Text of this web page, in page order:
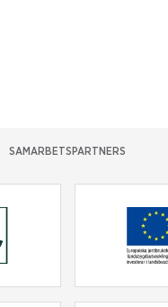
SAMARBETSPARTNERS